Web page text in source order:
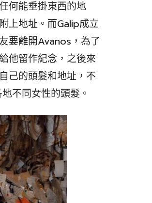
何能垂掛東西的地
上地址。而Galip成立
要離開Avanos，為了
他留作紀念，之後來
己的頭髮和地址，不
不同女性的頭髮。